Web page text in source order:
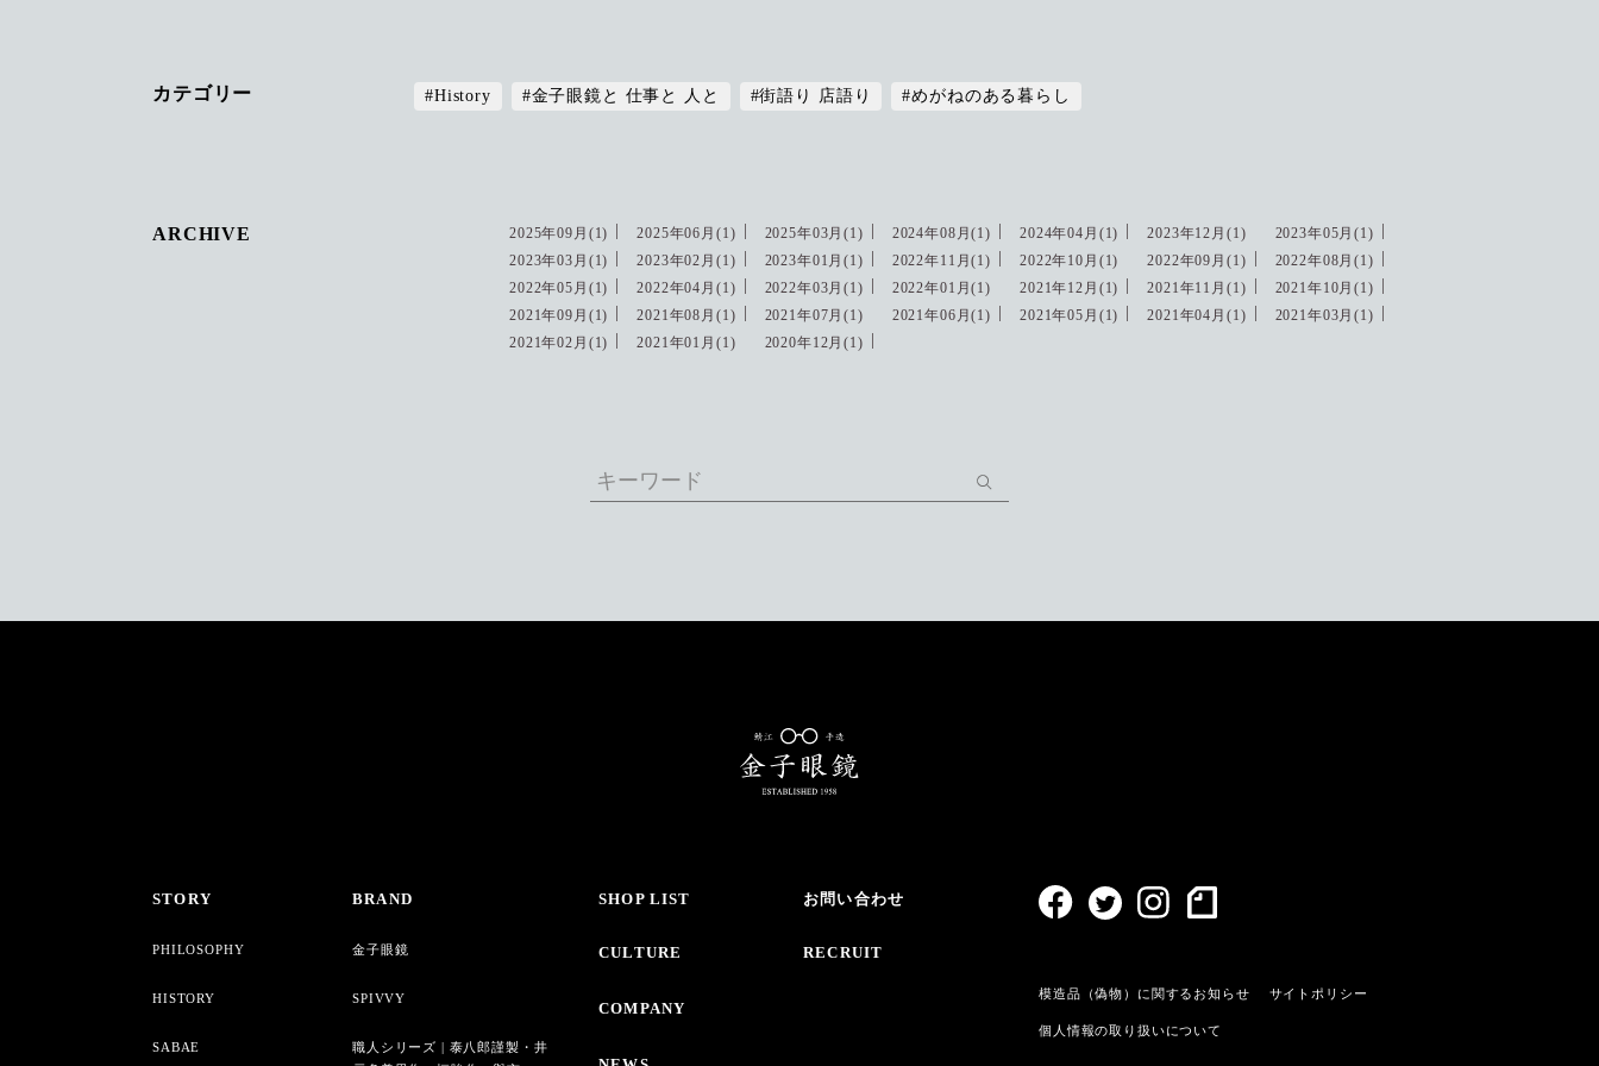
カテゴリー #History #金子眼鏡と 仕事と 人と #街語り 店語り #めがねのある暮らし
ARCHIVE 2025年09月(1) 2025年06月(1) 2025年03月(1) 2024年08月(1) 2024年04月(1) 2023年12月(1)
2023年05月(1)
2023年03月(1)
2023年02月(1) 2023年01月(1) 2022年11月(1) 2022年10月(1) 2022年09月(1)
2022年08月(1)
2022年05月(1)
2022年04月(1) 2022年03月(1) 2022年01月(1) 2021年12月(1) 2021年11月(1)
2021年10月(1)
2021年09月(1)
2021年08月(1) 2021年07月(1) 2021年06月(1) 2021年05月(1) 2021年04月(1)
2021年03月(1)
2021年02月(1)
2021年01月(1) 2020年12月(1)
STORY
PHILOSOPHY
HISTORY
SABAE
BRAND
金子眼鏡
SPIVVY
職人シリーズ | 泰八郎謹製・井
SHOP LIST
CULTURE
COMPANY
お問い合わせ
RECRUIT
模造品（偽物）に関するお知らせ サイトポリシー
個人情報の取り扱いについて